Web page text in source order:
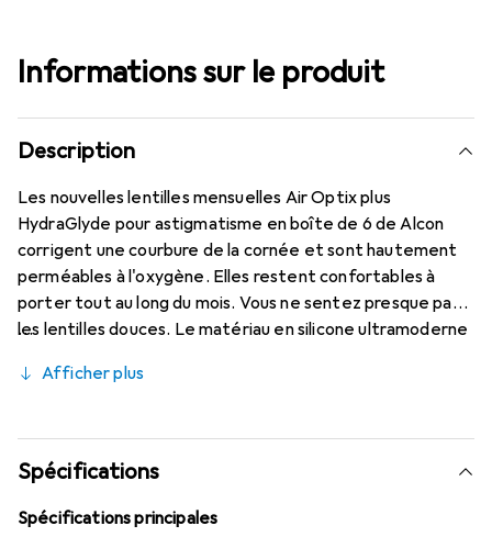
Informations sur le produit
Description
Les nouvelles lentilles mensuelles Air Optix plus
HydraGlyde pour astigmatisme en boîte de 6 de Alcon
corrigent une courbure de la cornée et sont hautement
perméables à l'oxygène. Elles restent confortables à
porter tout au long du mois. Vous ne sentez presque pas
les lentilles douces. Le matériau en silicone ultramoderne
technologie éprouvée HydraGlyde Moisture Matrix et à la
caractéristiques de port que vous connaissez. Un port
confortable et sans gêne des lentilles mensuelles toute
la journée.
Afficher plus
Spécifications
Spécifications principales